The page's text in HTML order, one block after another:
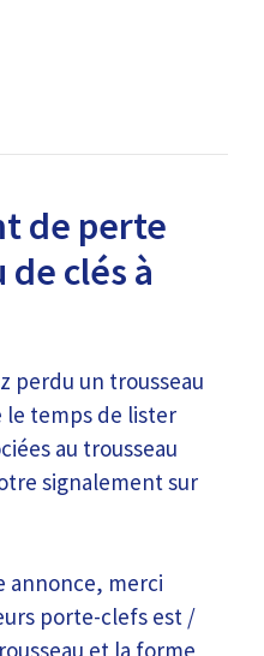
de perte
de clés à
perdu un trousseau
le temps de lister
au trousseau
signalement sur
annonce, merci
porte-clefs est /
et la forme